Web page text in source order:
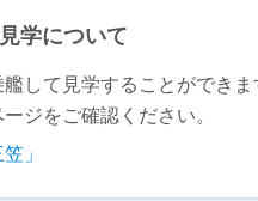
学について
して見学することができ
ジをご確認ください。
」